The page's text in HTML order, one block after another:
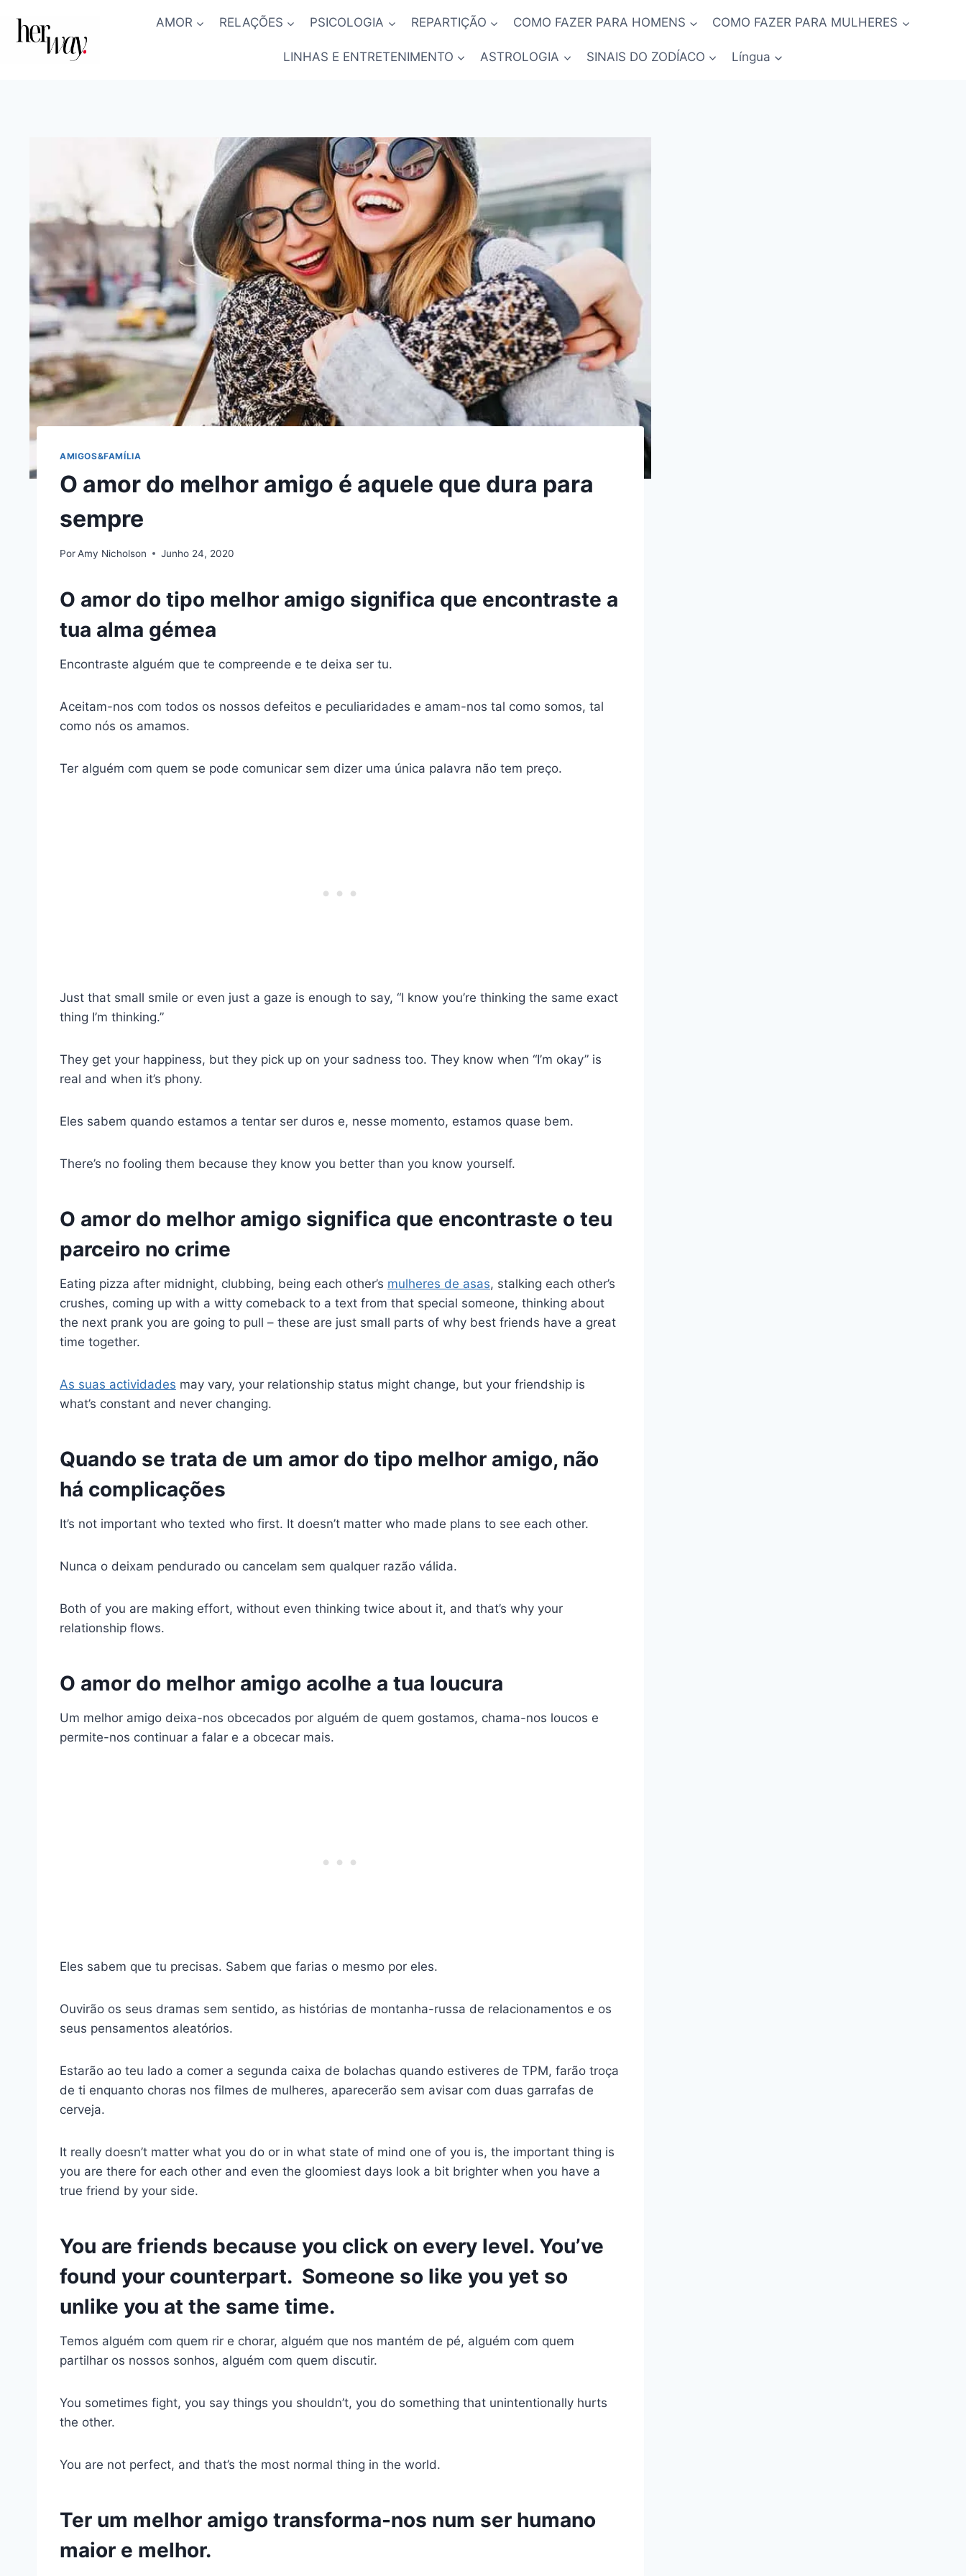
AMOR RELAÇÕES PSICOLOGIA REPARTIÇÃO COMO FAZER PARA HOMENS COMO FAZER PARA MULHERES
LINHAS E ENTRETENIMENTO ASTROLOGIA SINAIS DO ZODÍACO Língua
AMIGOS&FAMÍLIA
O amor do melhor amigo é aquele que dura para
sempre
PorAmy Nicholson Junho 24, 2020
O amor do tipo melhor amigo significa que encontraste a
tua alma gémea
Encontraste alguém que te compreende e te deixa ser tu.
Aceitam-nos com todos os nossos defeitos e peculiaridades e amam-nos tal como somos, tal
como nós os amamos.
Ter alguém com quem se pode comunicar sem dizer uma única palavra não tem preço.
Just that small smile or even just a gaze is enough to say, “I know you’re thinking the same exact
thing I’m thinking.”
They get your happiness, but they pick up on your sadness too. They know when “I’m okay” is
real and when it’s phony.
Eles sabem quando estamos a tentar ser duros e, nesse momento, estamos quase bem.
There’s no fooling them because they know you better than you know yourself.
O amor do melhor amigo significa que encontraste o teu
parceiro no crime
Eating pizza after midnight, clubbing, being each other’s mulheres de asas, stalking each other’s
crushes, coming up with a witty comeback to a text from that special someone, thinking about
the next prank you are going to pull – these are just small parts of why best friends have a great
time together.
As suas actividades may vary, your relationship status might change, but your friendship is
what’s constant and never changing.
Quando se trata de um amor do tipo melhor amigo, não
há complicações
It’s not important who texted who first. It doesn’t matter who made plans to see each other.
Nunca o deixam pendurado ou cancelam sem qualquer razão válida.
Both of you are making effort, without even thinking twice about it, and that’s why your
relationship flows.
O amor do melhor amigo acolhe a tua loucura
Um melhor amigo deixa-nos obcecados por alguém de quem gostamos, chama-nos loucos e
permite-nos continuar a falar e a obcecar mais.
Eles sabem que tu precisas. Sabem que farias o mesmo por eles.
Ouvirão os seus dramas sem sentido, as histórias de montanha-russa de relacionamentos e os
seus pensamentos aleatórios.
Estarão ao teu lado a comer a segunda caixa de bolachas quando estiveres de TPM, farão troça
de ti enquanto choras nos filmes de mulheres, aparecerão sem avisar com duas garrafas de
cerveja.
It really doesn’t matter what you do or in what state of mind one of you is, the important thing is
you are there for each other and even the gloomiest days look a bit brighter when you have a
true friend by your side.
You are friends because you click on every level. You’ve
found your counterpart. Someone so like you yet so
unlike you at the same time.
Temos alguém com quem rir e chorar, alguém que nos mantém de pé, alguém com quem
partilhar os nossos sonhos, alguém com quem discutir.
You sometimes fight, you say things you shouldn’t, you do something that unintentionally hurts
the other.
You are not perfect, and that’s the most normal thing in the world.
Ter um melhor amigo transforma-nos num ser humano
maior e melhor.